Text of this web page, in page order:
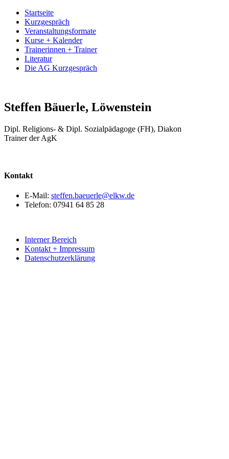
Startseite
Kurzgespräch
Veranstaltungsformate
Kurse + Kalender
Trainerinnen + Trainer
Literatur
Die AG Kurzgespräch
Steffen Bäuerle, Löwenstein
Dipl. Religions- & Dipl. Sozialpädagoge (FH), Diakon
Trainer der AgK
Kontakt
E-Mail: steffen.baeuerle@elkw.de
Telefon: 07941 64 85 28
Interner Bereich
Kontakt + Impressum
Datenschutzerklärung